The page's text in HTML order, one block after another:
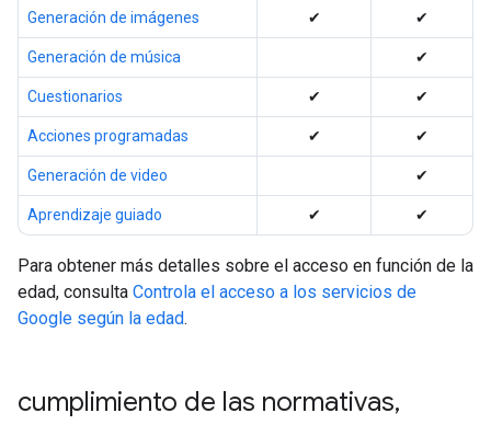
Generación de imágenes ✔ ✔
Generación de música ✔
Cuestionarios ✔ ✔
Acciones programadas ✔ ✔
Generación de video ✔
Aprendizaje guiado ✔ ✔
Para obtener más detalles sobre el acceso en función de la
edad, consulta Controla el acceso a los servicios de
Google según la edad.
cumplimiento de las normativas,